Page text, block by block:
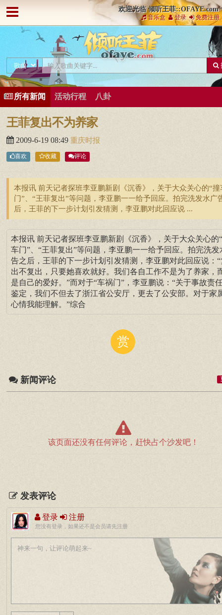
欢迎光临 倾听王菲::OFAYE.com
音乐盒 登录 免费注册
所有新闻 活动行程 八卦
王菲复出不为养家
2009-6-19 08:49 重庆时报
喜欢 收藏 评论
本报讯 前天记者探班李亚鹏新剧《沉香》，关于大众关心的“撞
门”、“王菲复出”等问题，李亚鹏一一给予回应。拍完洗发水广
后，王菲的下一步计划引发猜测，李亚鹏对此回应说 ...
本报讯 前天记者探班李亚鹏新剧《沉香》，关于大众关心的
车门”、“王菲复出”等问题，李亚鹏一一给予回应。拍完洗发
告之后，王菲的下一步计划引发猜测，李亚鹏对此回应说：“
出不复出，只要她喜欢就好。我们各自工作不是为了养家，
是自己的爱好。”而对于“车祸门”，李亚鹏说：“关于事故责
鉴定，我们不但去了浙江省公安厅，更去了公安部。对于家
心情我能理解。”综合
赏
新闻评论
该页面还没有任何评论，赶快占个沙发吧！
发表评论
登录 注册
您没有登录，如果还不是会员请先注册